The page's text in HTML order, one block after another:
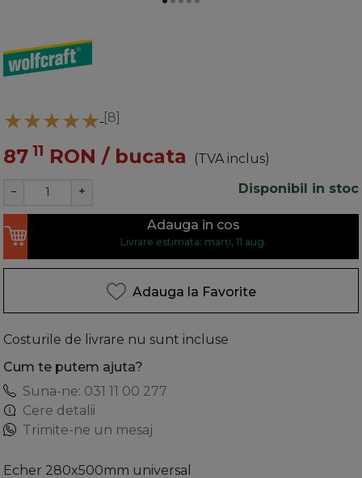
[8]
87 11 RON / bucata
(TVA inclus)
Disponibil in stoc
− +
Adauga in cos
Livrare estimata: marți, 11 aug.
Adauga la Favorite
Costurile de livrare nu sunt incluse
Cum te putem ajuta?
Suna-ne: 031 11 00 277
Cere detalii
Trimite-ne un mesaj
Echer 280x500mm universal